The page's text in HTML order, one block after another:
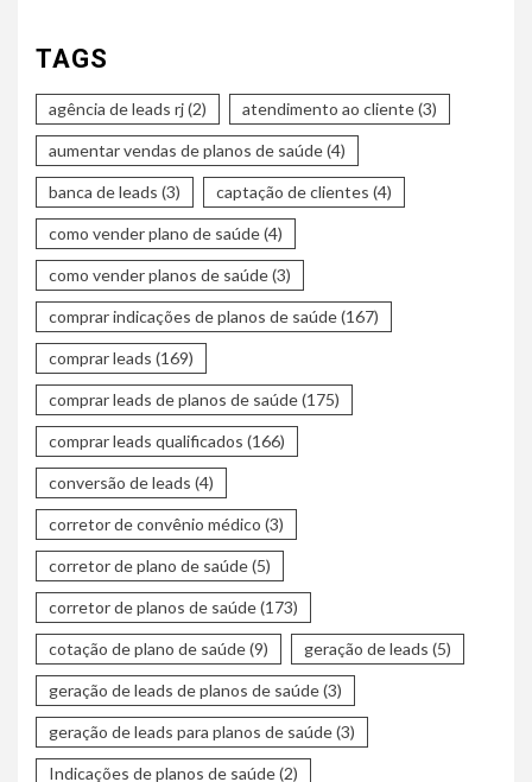
TAGS
agência de leads rj(2) atendimento ao cliente(3)
aumentar vendas de planos de saúde(4)
banca de leads (3) captação de clientes (4)
como vender plano de saúde(4)
como vender planos de saúde(3)
comprar indicações de planos de saúde(167)
comprar leads (169)
comprar leads de planos de saúde(175)
comprar leads qualificados (166)
conversão de leads (4)
corretor de convênio médico (3)
corretor de plano de saúde(5)
corretor de planos de saúde(173)
cotação de plano de saúde(9) geração de leads (5)
geração de leads de planos de saúde(3)
geração de leads para planos de saúde(3)
Indicações de planos de saúde(2)